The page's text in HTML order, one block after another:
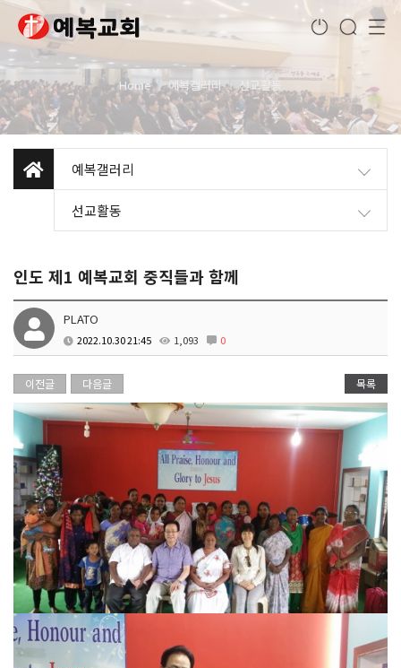
Home 예복갤러리 선교활동
예복갤러리
선교활동
인도 제1 예복교회 중직들과 함께
PLATO
2022.10.30 21:45 1,093 0
이전글 다음글 목록